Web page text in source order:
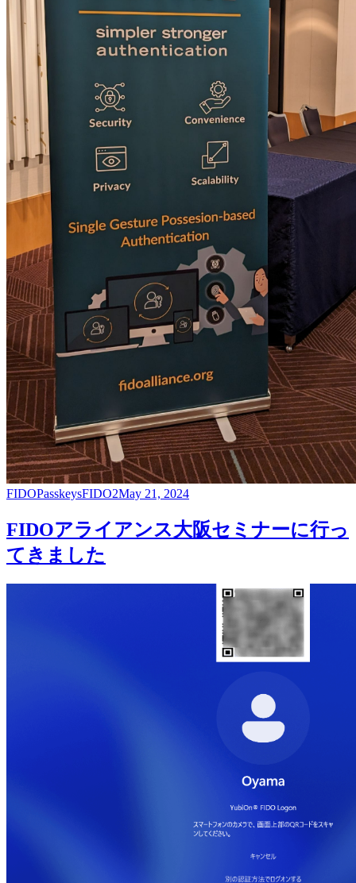
FIDOPasskeysFIDO2May 21, 2024
FIDOアライアンス大阪セミナーに行っ
てきました